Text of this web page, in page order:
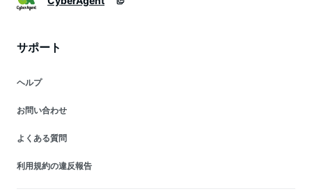
サポート
ヘルプ
お問い合わせ
よくある質問
利用規約の違反報告